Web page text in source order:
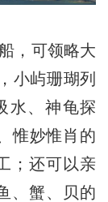
，可领略大
小屿珊瑚列
水、神龟探
惟妙惟肖的
；还可以亲
、蟹、贝的